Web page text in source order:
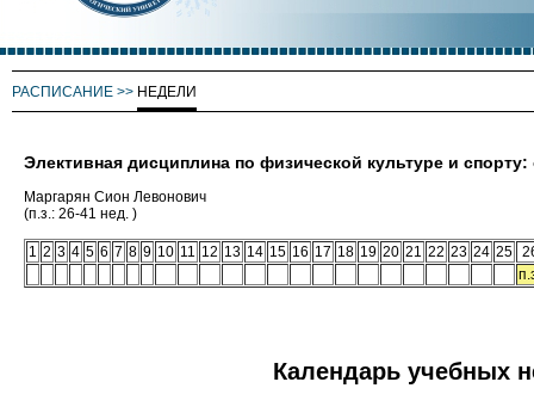
РАСПИСАНИЕ >> НЕДЕЛИ
Элективная дисциплина по физической культуре и
Маргарян Сион Левонович
(п.з.: 26-41 нед. )
1 2 3 4 5 6 7 8 9 10 11 12 13 14 15 16 17 18 19 20 21 22 23 24 25
Календарь учебных